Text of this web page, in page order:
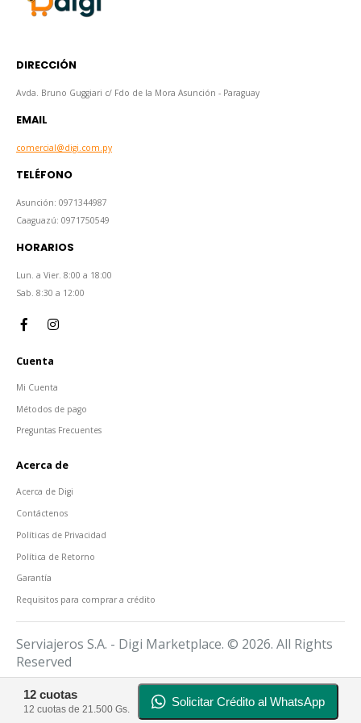
12 cuotas
12 cuotas de 21.500 Gs.
Solicitar Crédito al WhatsApp
DIRECCIÓN
Avda. Bruno Guggiari c/ Fdo de la Mora Asunción - Paraguay
EMAIL
comercial@digi.com.py
TELÉFONO
Asunción: 0971344987
Caaguazú: 0971750549
HORARIOS
Lun. a Vier. 8:00 a 18:00
Sab. 8:30 a 12:00
Cuenta
Mi Cuenta
Métodos de pago
Preguntas Frecuentes
Acerca de
Acerca de Digi
Contáctenos
Políticas de Privacidad
Política de Retorno
Garantía
Requisitos para comprar a crédito
Serviajeros S.A. - Digi Marketplace. © 2026. All Rights
Reserved